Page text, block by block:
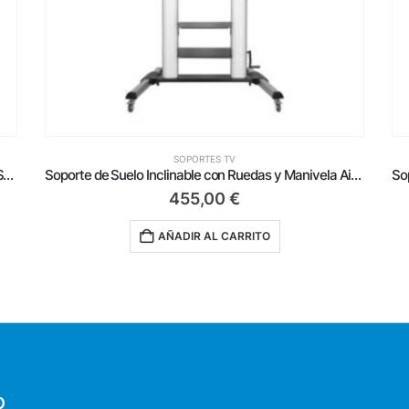
Soporte de Suelo Inclinable con Ruedas y Manivela Aisens FT100TE-125 para TV 60-100’/ hasta 100kg
SOPORTES TV
Soporte de Suelo Inclinable con Ruedas Aisens FT70TE-211 para TV de 37-70’/ hasta 50kg
87,99€
AÑADIR AL CARRITO